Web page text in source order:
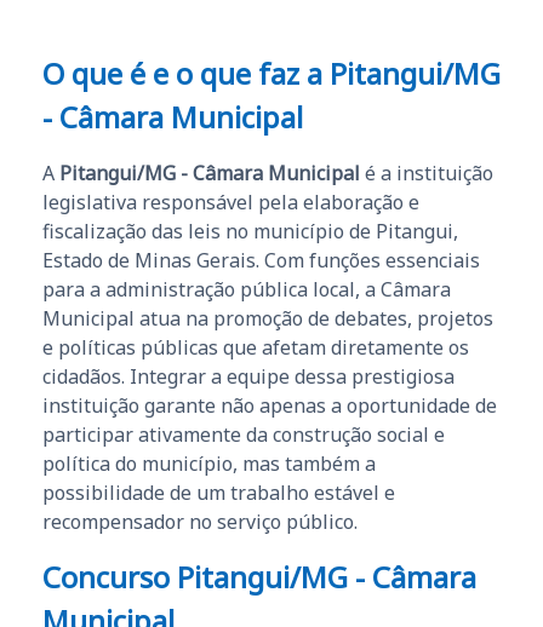
O que é e o que faz a Pitangui/MG
- Câmara Municipal
A Pitangui/MG - Câmara Municipal é a instituição
legislativa responsável pela elaboração e
fiscalização das leis no município de Pitangui,
Estado de Minas Gerais. Com funções essenciais
para a administração pública local, a Câmara
Municipal atua na promoção de debates, projetos
e políticas públicas que afetam diretamente os
cidadãos. Integrar a equipe dessa prestigiosa
instituição garante não apenas a oportunidade de
participar ativamente da construção social e
política do município, mas também a
possibilidade de um trabalho estável e
recompensador no serviço público.
Concurso Pitangui/MG - Câmara